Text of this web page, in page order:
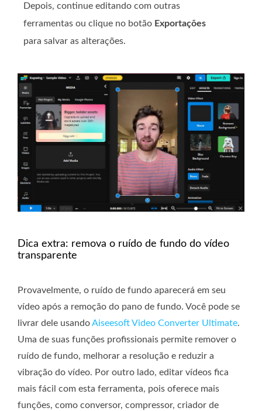
Depois, continue editando com outras
ferramentas ou clique no botão Exportações
para salvar as alterações.
Dica extra: remova o ruído de fundo do vídeo
transparente
Provavelmente, o ruído de fundo aparecerá em seu
vídeo após a remoção do pano de fundo. Você pode se
livrar dele usandoAiseesoft Video Converter Ultimate.
Uma de suas funções profissionais permite remover o
ruído de fundo, melhorar a resolução e reduzir a
vibração do vídeo. Por outro lado, editar vídeos fica
mais fácil com esta ferramenta, pois oferece mais
funções, como conversor, compressor, criador de